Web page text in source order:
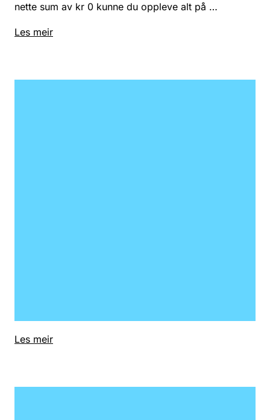
nette sum av kr 0 kunne du oppleve alt på …
Les meir
Les meir